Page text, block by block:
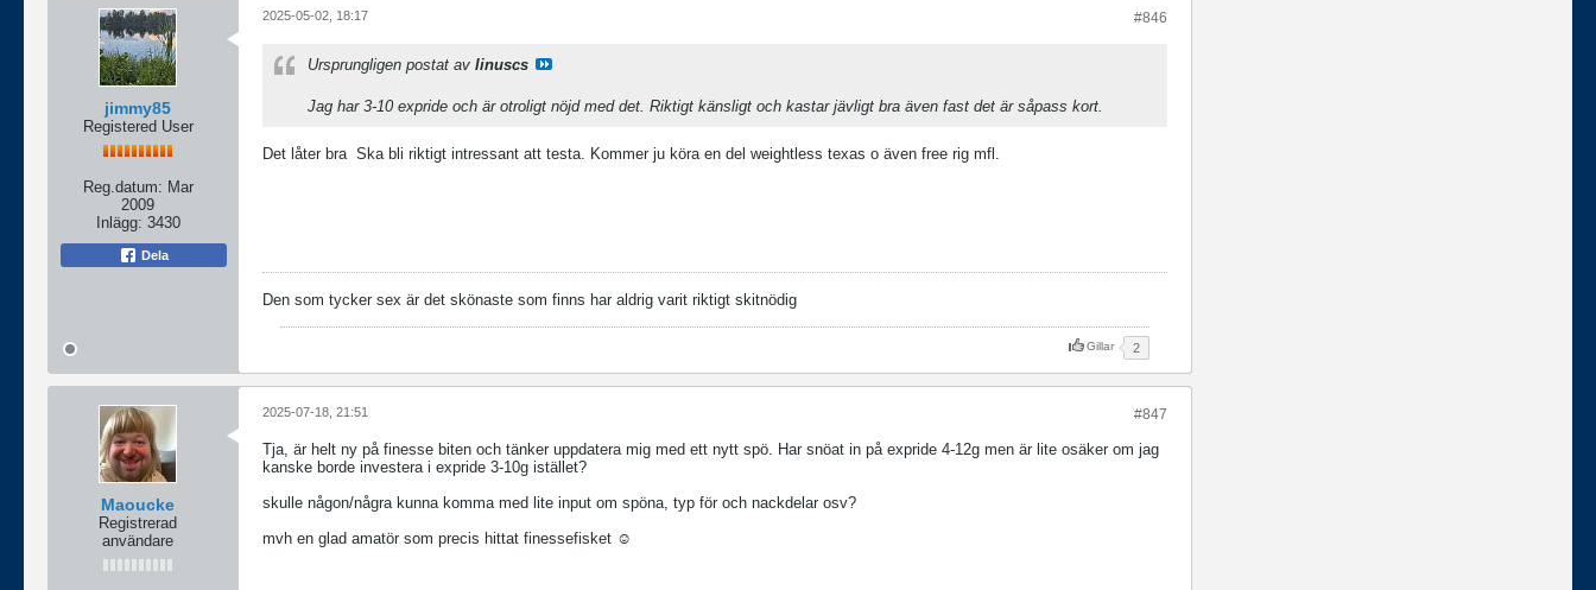
jimmy85
Registered User
Reg.datum: Mar
2009
Inlägg: 3430
Dela
#846
2025-05-02, 18:17
Ursprungligen postat av linuscs
Jag har 3-10 expride och är otroligt nöjd med det. Riktigt känsligt och kastar jävligt bra även fast det är såpass kort.
Det låter bra Ska bli riktigt intressant att testa. Kommer ju köra en del weightless texas o även free rig mfl.
Den som tycker sex är det skönaste som finns har aldrig varit riktigt skitnödig
Gillar 2
Maoucke
Registrerad
användare
#847
2025-07-18, 21:51
Tja, är helt ny på finesse biten och tänker uppdatera mig med ett nytt spö. Har snöat in på expride 4-12g men är lite osäker om jag
kanske borde investera i expride 3-10g istället?
skulle någon/några kunna komma med lite input om spöna, typ för och nackdelar osv?
mvh en glad amatör som precis hittat finessefisket ☺️